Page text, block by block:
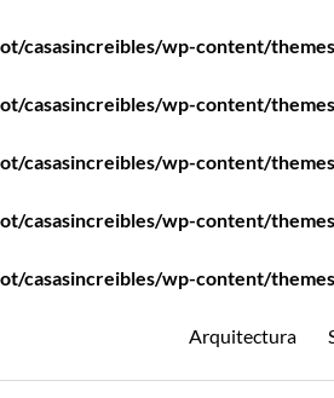
casasincreibles/wp-content/
casasincreibles/wp-content/
casasincreibles/wp-content/
casasincreibles/wp-content/
casasincreibles/wp-content/
Arquitectura